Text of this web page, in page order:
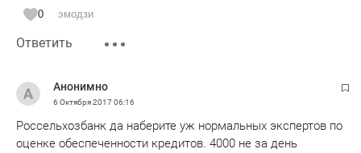
день что они с ними!
0 эмодзи
Ответить
Анонимно
6 Октября 201706:16
Россельхозбанк да наберите уж нормальных экспертов по
оценке обеспеченности кредитов. 4000 не за день